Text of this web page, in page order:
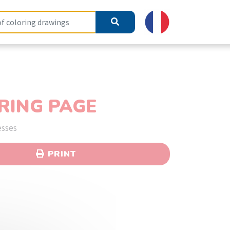
PAGE
PRINT